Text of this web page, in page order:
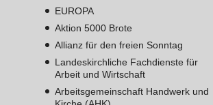
EUROPA
Aktion 5000 Brote
Allianz für den freien Sonntag
Landeskirchliche Fachdienste für
Arbeit und Wirtschaft
Arbeitsgemeinschaft Handwerk und